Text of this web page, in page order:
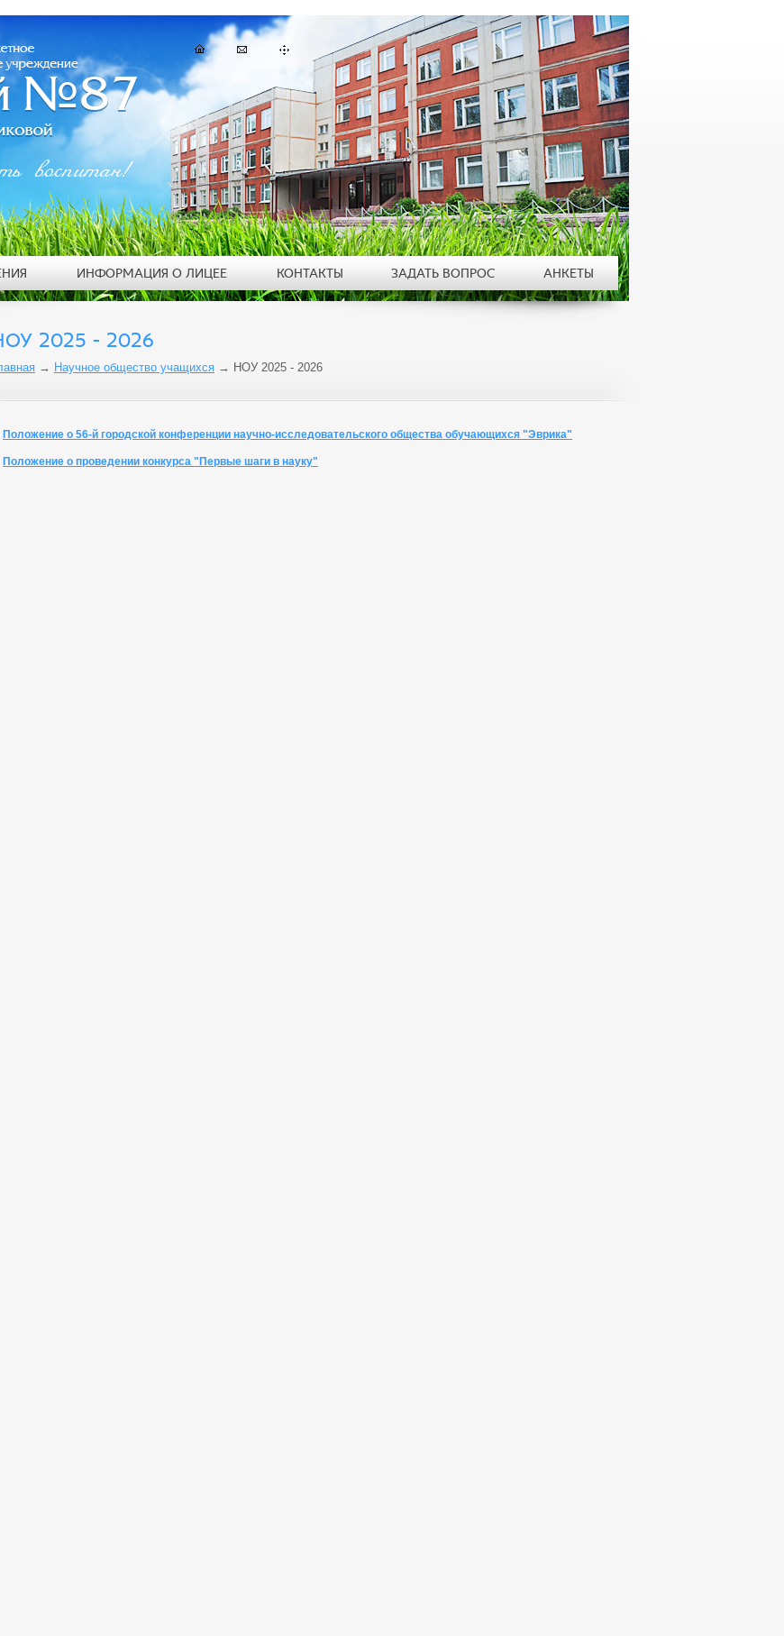
2025 - 2026
→ Научное общество учащихся → НОУ 2025 - 2026
Положение о 56-й городской конференции научно-исследовательского общества обучающихся "Эврика"
Положение о проведении конкурса "Первые шаги в науку"
воспитан!
ИНФОРМАЦИЯ О ЛИЦЕЕ КОНТАКТЫ ЗАДАТЬ ВОПРОС АНКЕТЫ